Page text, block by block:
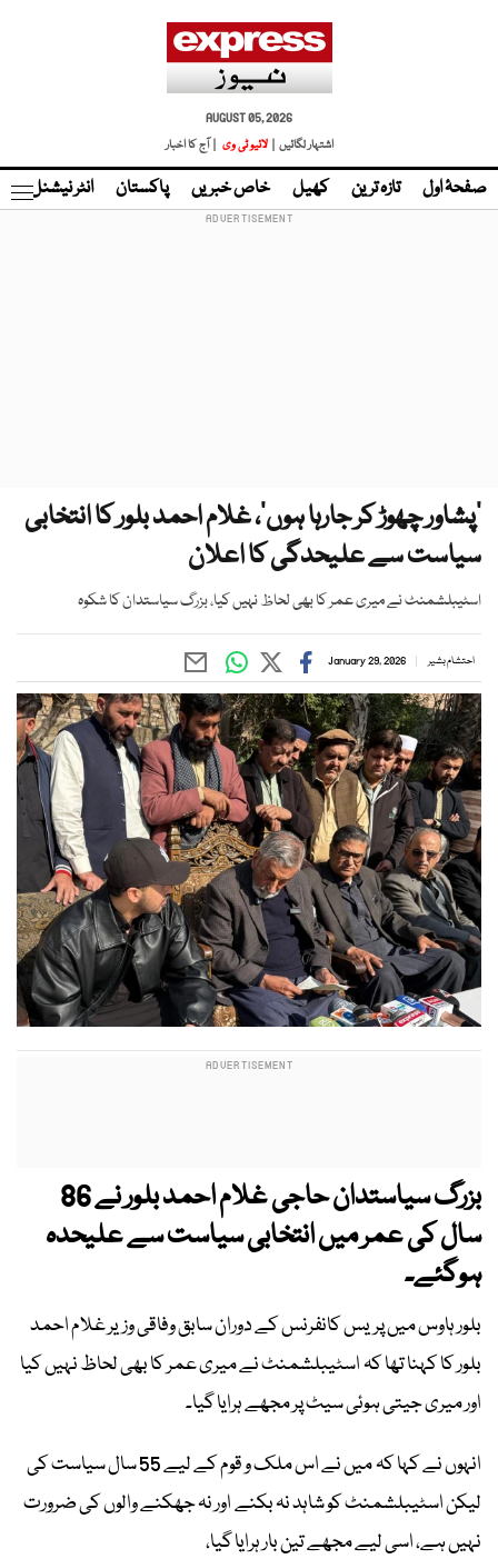
AUGUST 05, 2026
اشتہار لگائیں |
لائیو ٹی وی | آج کا اخبار
صفحۂ اول تازہ ترین کھیل خاص خبریں پاکستان انٹر نیشنل
’پشاور چھوڑ کر جارہا ہوں‘، غلام احمد بلور کا انتخابی
سیاست سے علیحدگی کا اعلان
اسٹیبلشمنٹ نے میری عمر کا بھی لحاظ نہیں کیا، بزرگ سیاستدان کا شکوہ
احتشام بشیر January 29, 2026
بزرگ سیاستدان حاجی غلام احمد بلور نے 86
سال کی عمر میں انتخابی سیاست سے علیحدہ
ہوگئے۔
بلور ہاوس میں پریس کانفرنس کے دوران سابق وفاقی وزیر غلام احمد
بلور کا کہنا تھا کہ اسٹیبلشمنٹ نے میری عمر کا بھی لحاظ نہیں کیا
اور میری جیتی ہوئی سیٹ پر مجھے ہرایا گیا۔
انہوں نے کہا کہ میں نے اس ملک و قوم کے لیے 55 سال سیاست کی
لیکن اسٹیبلشمنٹ کو شاہد نہ بکنے اور نہ جھکنے والوں کی ضرورت
نہیں ہے، اسی لیے مجھے تین بار ہرایا گیا،